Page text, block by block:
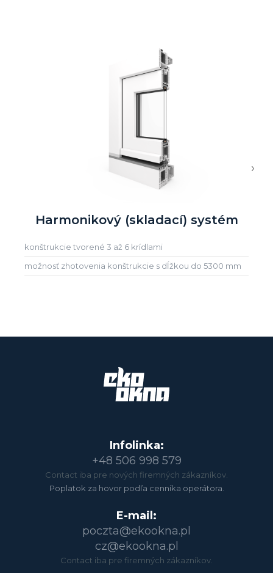
Harmonikový (skladací) systém
konštrukcie tvorené 3 až 6 krídlami
možnosť zhotovenia konštrukcie s dĺžkou do 5300 mm
›
Infolinka:
+48 506 998 579
Contact iba pre nových firemných zákazníkov.
Poplatok za hovor podľa cenníka operátora.
E-mail:
poczta@ekookna.pl
cz@ekookna.pl
Contact iba pre firemných zákazníkov.